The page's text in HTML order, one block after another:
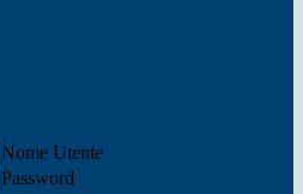
Nome Utente
Password